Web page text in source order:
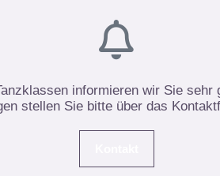
informieren wir Sie
stellen Sie bitte über das